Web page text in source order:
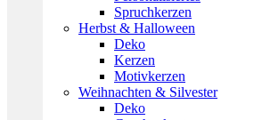
Spruchkerzen
Herbst & Halloween
Deko
Kerzen
Motivkerzen
Weihnachten & Silvester
Deko